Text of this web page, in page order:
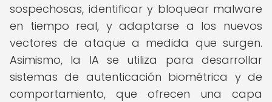
sospechosas, identificar y bloquear malware
en tiempo real, y adaptarse a los nuevos
vectores de ataque a medida que surgen.
Asimismo, la IA se utiliza para desarrollar
sistemas de autenticación biométrica y de
comportamiento, que ofrecen una capa